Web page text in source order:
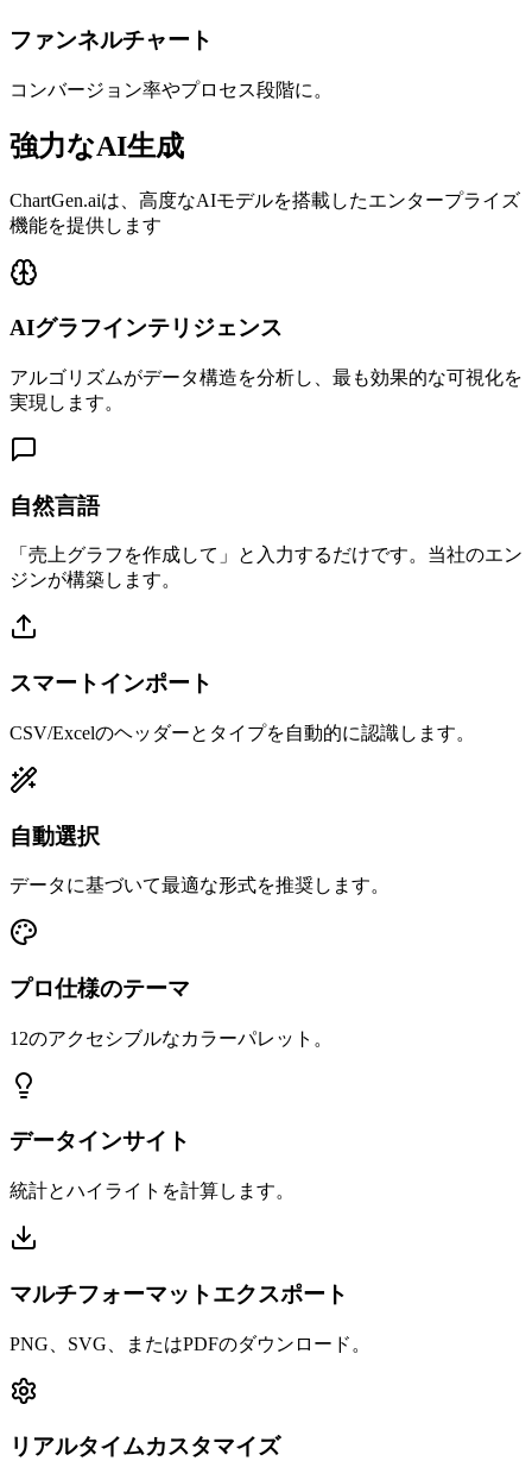
ファンネルチャート
コンバージョン率やプロセス段階に。
強力なAI生成
ChartGen.aiは、高度なAIモデルを搭載したエンタープライズ
機能を提供します
AIグラフインテリジェンス
アルゴリズムがデータ構造を分析し、最も効果的な可視化を
実現します。
自然言語
「売上グラフを作成して」と入力するだけです。当社のエン
ジンが構築します。
スマートインポート
CSV/Excelのヘッダーとタイプを自動的に認識します。
自動選択
データに基づいて最適な形式を推奨します。
プロ仕様のテーマ
12のアクセシブルなカラーパレット。
データインサイト
統計とハイライトを計算します。
マルチフォーマットエクスポート
PNG、SVG、またはPDFのダウンロード。
リアルタイムカスタマイズ